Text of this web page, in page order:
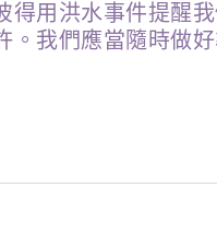
用洪水事件提醒
我們應當隨時做